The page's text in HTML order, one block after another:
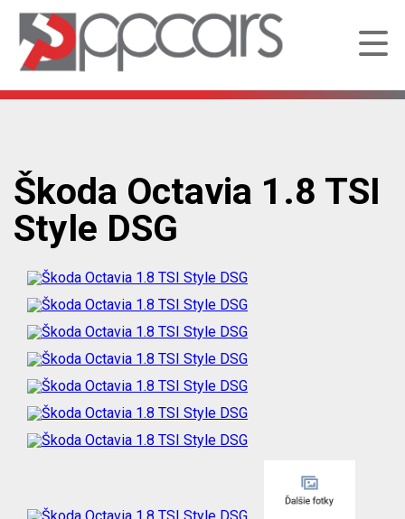
Škoda Octavia 1.8 TSI
Style DSG